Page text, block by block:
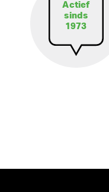
Actief
sinds
1973